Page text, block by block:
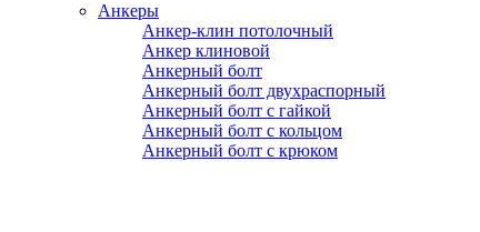
Анкеры
Анкер-клин потолочный
Анкер клиновой
Анкерный болт
Анкерный болт двухраспорный
Анкерный болт с гайкой
Анкерный болт с кольцом
Анкерный болт с крюком